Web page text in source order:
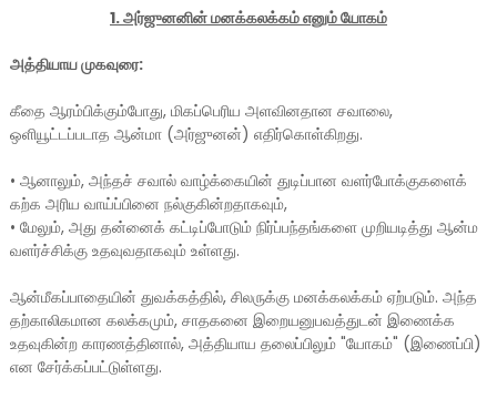
1. அர்ஜுனனின் மனக்கலக்கம் எனும் யோகம்
அத்தியாய முகவுரை:
கீதை ஆரம்பிக்கும்போது, மிகப்பெரிய அளவினதான சவாலை,
ஒளியூட்டப்படாத ஆன்மா (அர்ஜுனன்) எதிர்கொள்கிறது.
• ஆனாலும், அந்தச் சவால் வாழ்க்கையின் துடிப்பான வளர்போக்குகளைக்
கற்க அரிய வாய்ப்பினை நல்குகின்றதாகவும்,
• மேலும், அது தன்னைக் கட்டிப்போடும் நிர்ப்பந்தங்களை முறியடித்து ஆன்ம
வளர்ச்சிக்கு உதவுவதாகவும் உள்ளது.
ஆன்மீகப்பாதையின் துவக்கத்தில், சிலருக்கு மனக்கலக்கம் ஏற்படும். அந்த
தற்காலிகமான கலக்கமும், சாதகனை இறையனுபவத்துடன் இணைக்க
உதவுகின்ற காரணத்தினால், அத்தியாய தலைப்பிலும் "யோகம்" (இணைப்பி)
என சேர்க்கப்பட்டுள்ளது.